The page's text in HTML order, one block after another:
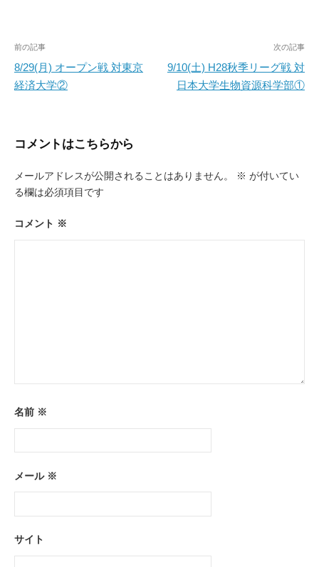
投
稿
ナ
ゲ
シ
ョ
ン
前の記事
8/29(月) オープン戦 対東京
経済大学②
次の記事
9/10(土) H28秋季リーグ戦 対
日本大学生物資源科学部①
コメントはこちらから
メールアドレスが公開されることはありません。 ※ が付いてい
る欄は必須項目です
コメント ※
名前 ※
メール ※
サイト